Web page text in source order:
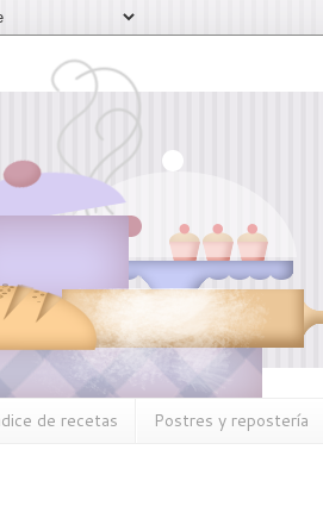
de recetas Postres y repostería